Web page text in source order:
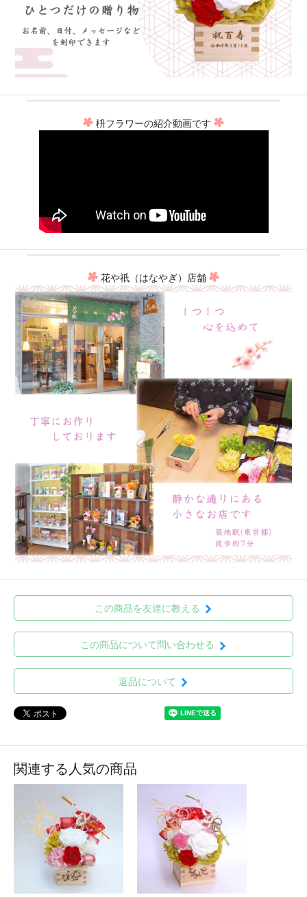
枡フラワーの紹介動画です
花や祇（はなやぎ）店舗
この商品を友達に教える
この商品について問い合わせる
返品について
関連する人気の商品